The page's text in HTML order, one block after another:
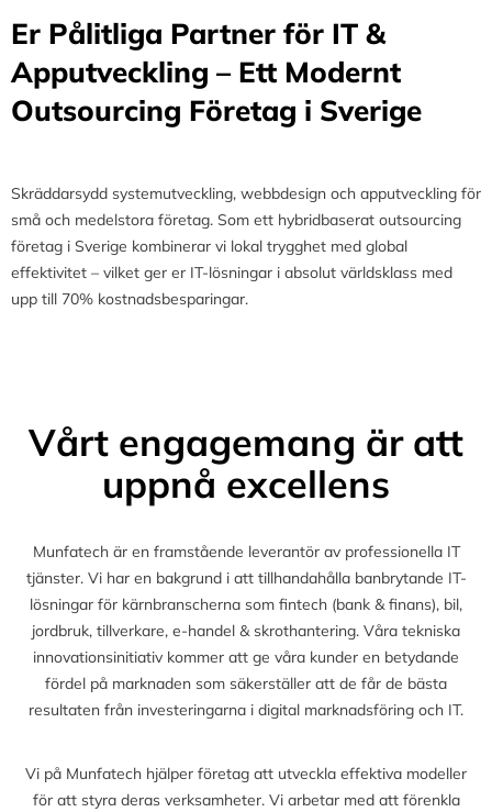
Er Pålitliga Partner för IT &
Apputveckling – Ett Modernt
Outsourcing Företag i Sverige
Skräddarsydd systemutveckling, webbdesign och apputveckling för
små och medelstora företag. Som ett hybridbaserat outsourcing
företag i Sverige kombinerar vi lokal trygghet med global
effektivitet – vilket ger er IT-lösningar i absolut världsklass med
upp till 70% kostnadsbesparingar.
Vårt engagemang är att
uppnå excellens
Munfatech är en framstående leverantör av professionella IT
tjänster. Vi har en bakgrund i att tillhandahålla banbrytande IT-
lösningar för kärnbranscherna som fintech (bank & finans), bil,
jordbruk, tillverkare, e-handel & skrothantering. Våra tekniska
innovationsinitiativ kommer att ge våra kunder en betydande
fördel på marknaden som säkerställer att de får de bästa
resultaten från investeringarna i digital marknadsföring och IT.
Vi på Munfatech hjälper företag att utveckla effektiva modeller
för att styra deras verksamheter. Vi arbetar med att förenkla